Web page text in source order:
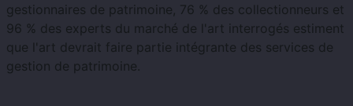
gestionnaires de patrimoine, 76 % des collectionneurs et
96 % des experts du marché de l'art interrogés estiment
que l'art devrait faire partie intégrante des services de
gestion de patrimoine.